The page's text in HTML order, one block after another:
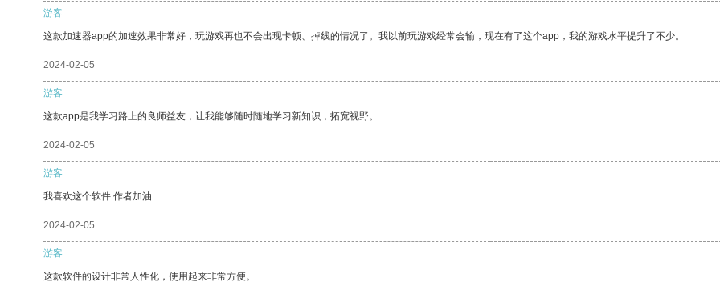
游客
这款加速器app的加速效果非常好，玩游戏再也不会出现卡顿、掉线的情况了。我以前玩游戏经常会输，现在有了这个app，我的游戏水平提升了不少。
2024-02-05
游客
这款app是我学习路上的良师益友，让我能够随时随地学习新知识，拓宽视野。
2024-02-05
游客
我喜欢这个软件 作者加油
2024-02-05
游客
这款软件的设计非常人性化，使用起来非常方便。